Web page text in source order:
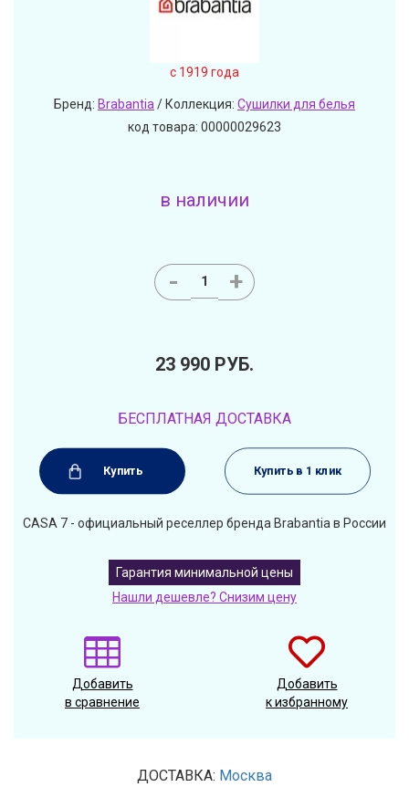
c 1919 года
Бренд: Brabantia/ Коллекция: Сушилки для белья
код товара: 00000029623
в наличии
- +
23 990 РУБ.
БЕСПЛАТНАЯ ДОСТАВКА
Купить Купить в 1 клик
CASA 7 - официальный реселлер бренда Brabantia в России
Гарантия минимальной цены
Нашли дешевле? Снизим цену
Добавить
в сравнение
Добавить
к избранному
ДОСТАВКА: Москва